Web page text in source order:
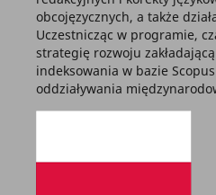
obcojęzycznych, a także
Uczestnicząc w programie,
strategię rozwoju
indeksowania w bazie
oddziaływania